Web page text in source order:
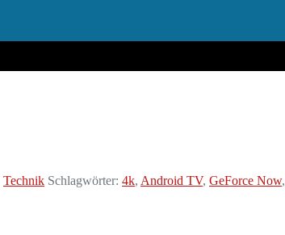
Technik Schlagwörter: 4k, Android TV, GeForce Now,